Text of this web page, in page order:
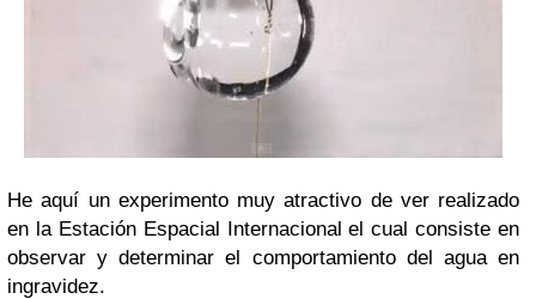
He aquí un experimento muy atractivo de ver realizado
en la Estación Espacial Internacional el cual consiste en
observar y determinar el comportamiento del agua en
ingravidez.